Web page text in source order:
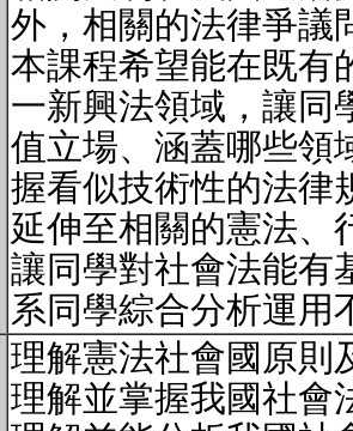
外，相關的法律爭議
本課程希望能在既有
一新興法領域，讓同
值立場、涵蓋哪些領
握看似技術性的法律
延伸至相關的憲法、
讓同學對社會法能有
系同學綜合分析運
理解憲法社會國原則
理解並掌握我國社會